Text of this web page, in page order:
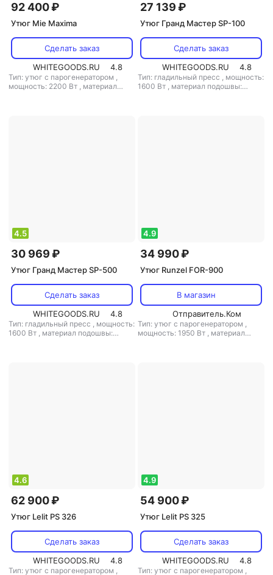
92 400 ₽
Утюг Mie Maxima
Сделать заказ
WHITEGOODS.RU
4.8
Тип: утюг с парогенератором ,
мощность: 2200 Вт , материал
27 139 ₽
Утюг Гранд Мастер SP-100
Сделать заказ
WHITEGOODS.RU
4.8
Тип: гладильный пресс , мощность:
1600 Вт , материал подошвы:
4.5
30 969 ₽
Утюг Гранд Мастер SP-500
Сделать заказ
WHITEGOODS.RU
4.8
Тип: гладильный пресс , мощность:
1600 Вт , материал подошвы:
4.9
34 990 ₽
Утюг Runzel FOR-900
В магазин
Отправитель.Ком
Тип: утюг с парогенератором ,
мощность: 1950 Вт , материал
4.6
62 900 ₽
Утюг Lelit PS 326
Сделать заказ
WHITEGOODS.RU
4.8
Тип: утюг с парогенератором ,
4.9
54 900 ₽
Утюг Lelit PS 325
Сделать заказ
WHITEGOODS.RU
4.8
Тип: утюг с парогенератором ,